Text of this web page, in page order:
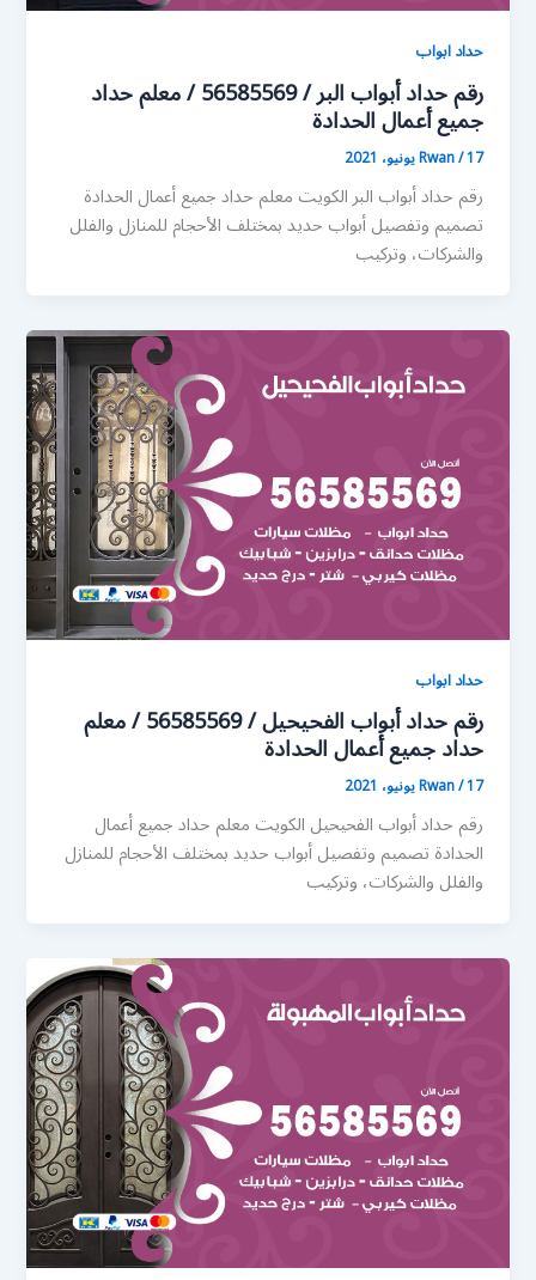
حداد ابواب
رقم حداد أبواب البر / 56585569 / معلم حداد
جميع أعمال الحدادة
Rwan/17 يونيو، 2021
رقم حداد أبواب البر الكويت معلم حداد جميع أعمال الحدادة
تصميم وتفصيل أبواب حديد بمختلف الأحجام للمنازل والفلل
والشركات، وتركيب
حداد ابواب
رقم حداد أبواب الفحيحيل / 56585569 / معلم
حداد جميع أعمال الحدادة
Rwan/17 يونيو، 2021
رقم حداد أبواب الفحيحيل الكويت معلم حداد جميع أعمال
الحدادة تصميم وتفصيل أبواب حديد بمختلف الأحجام للمنازل
والفلل والشركات، وتركيب